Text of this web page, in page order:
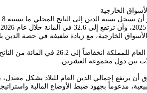
الخارجية
الخارجية، مع زيادة طفيفة في حصة الدين
بين دول مجموعة العشرين.
أن يرتفع إجمالي الدين العام للبلاد بشكل
مدعوماً بجهود ضبط الأوضاع المالية